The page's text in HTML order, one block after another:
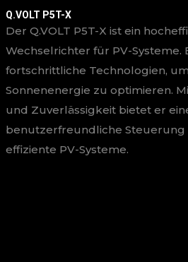
Q.VOLT P5T-X
Der Q.VOLT P5T-X ist ein
Wechselrichter für PV-Systeme.
fortschrittliche Technologien,
Sonnenenergie zu optimieren.
und Zuverlässigkeit bietet er
benutzerfreundliche
effiziente PV-Systeme.